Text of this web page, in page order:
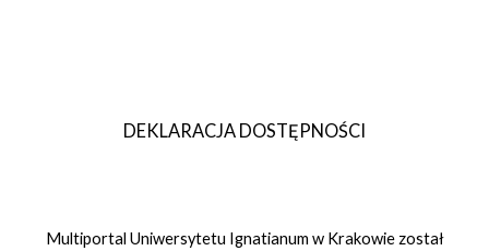
DEKLARACJA DOSTĘPNOŚCI
Multiportal Uniwersytetu Ignatianum w Krakowie został